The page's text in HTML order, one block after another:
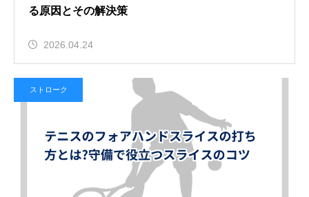
る原因とその解決策
2026.04.24
ストローク